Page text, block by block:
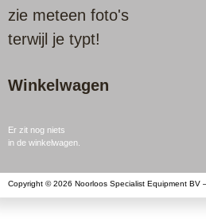
zie meteen foto's
terwijl je typt!
Winkelwagen
Er zit nog niets
in de winkelwagen.
Copyright © 2026 Noorloos Specialist Equipment BV